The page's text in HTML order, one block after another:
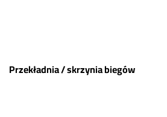
Przekładnia / skrzynia biegów